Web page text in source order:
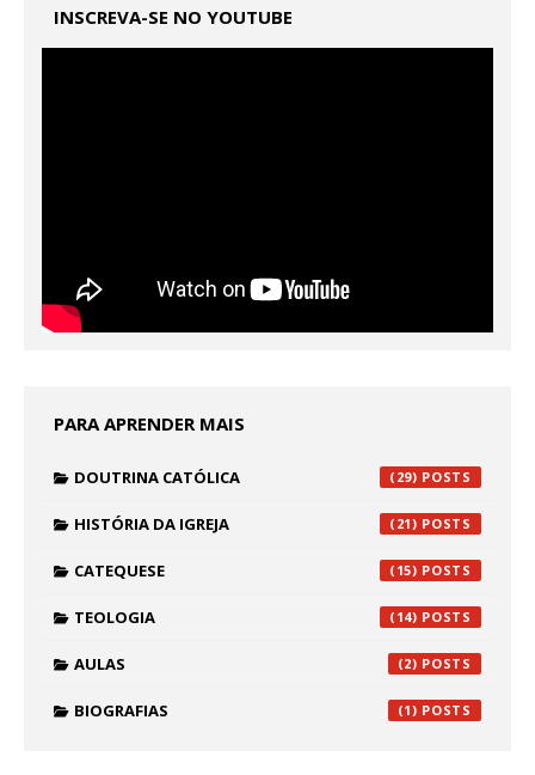
INSCREVA-SE NO YOUTUBE
PARA APRENDER MAIS
DOUTRINA CATÓLICA (29)
HISTÓRIA DA IGREJA (21)
CATEQUESE (15)
TEOLOGIA (14)
AULAS (2)
BIOGRAFIAS (1)